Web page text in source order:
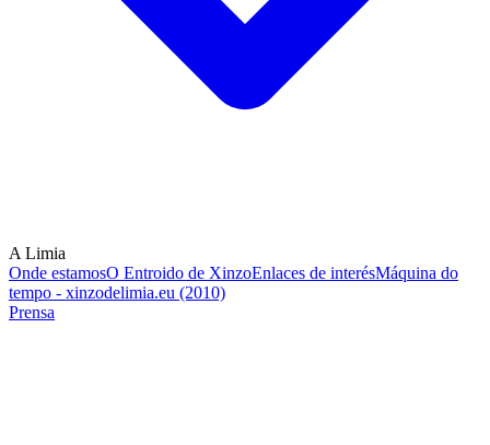
A Limia
Onde estamosO Entroido de XinzoEnlaces de interésMáquina do
tempo - xinzodelimia.eu (2010)
Prensa